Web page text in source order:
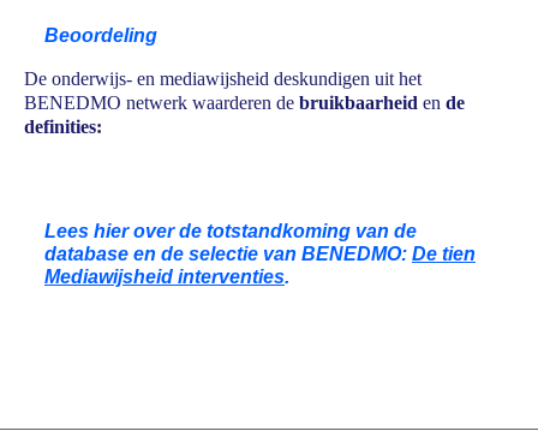
Beoordeling
De onderwijs- en mediawijsheid deskundigen uit het
BENEDMO netwerk waarderen de bruikbaarheid en de
definities:
Lees hier over de totstandkoming van de
database en de selectie van BENEDMO: De tien
Mediawijsheid interventies.